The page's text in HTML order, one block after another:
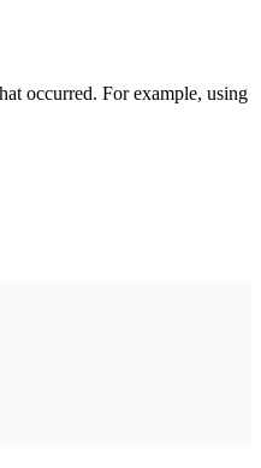
occurred. For example, using